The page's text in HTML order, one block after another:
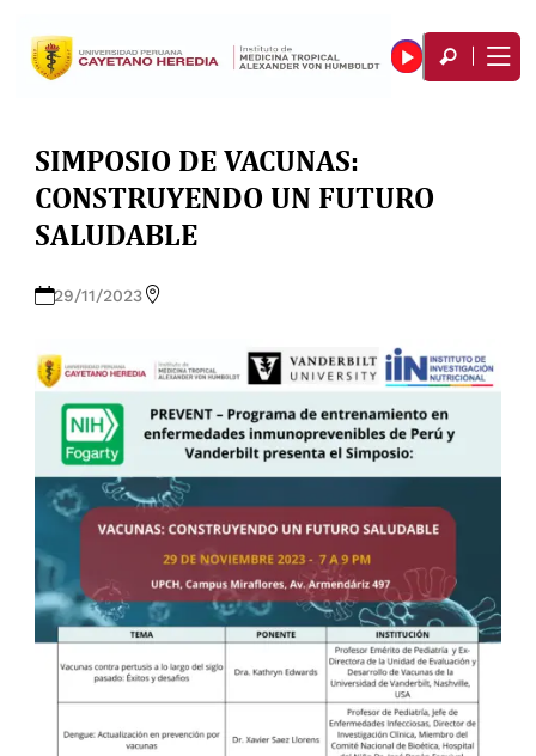
SIMPOSIO DE VACUNAS:
CONSTRUYENDO UN FUTURO
SALUDABLE
29/11/2023